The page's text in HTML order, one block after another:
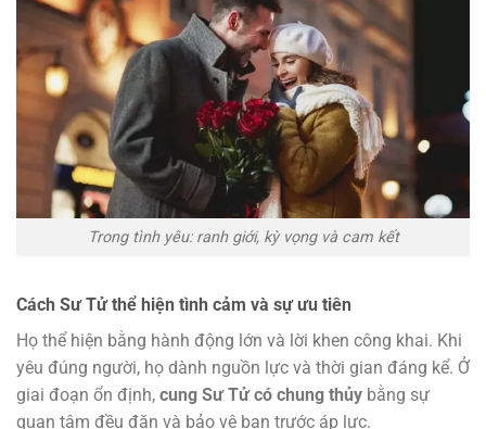
Trong tình yêu: ranh giới, kỳ vọng và cam kết
Cách Sư Tử thể hiện tình cảm và sự ưu tiên
Họ thể hiện bằng hành động lớn và lời khen công khai. Khi
yêu đúng người, họ dành nguồn lực và thời gian đáng kể. Ở
giai đoạn ổn định, cung Sư Tử có chung thủy bằng sự
quan tâm đều đặn và bảo vệ bạn trước áp lực.